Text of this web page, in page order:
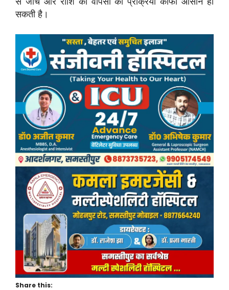
सकती है।
Share this: